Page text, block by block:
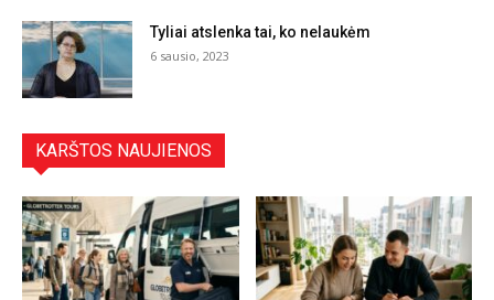
Tyliai atslenka tai, ko nelaukėm
6 sausio, 2023
KARŠTOS NAUJIENOS